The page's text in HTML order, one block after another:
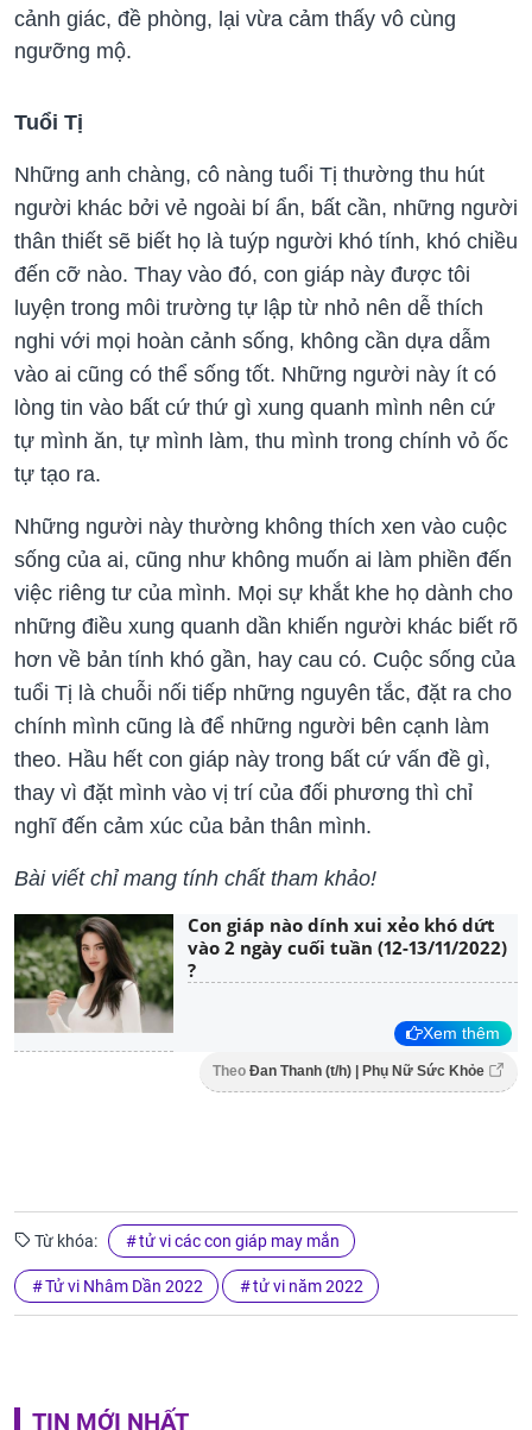
cảnh giác, đề phòng, lại vừa cảm thấy vô cùng
ngưỡng mộ.
Tuổi Tị
Những anh chàng, cô nàng tuổi Tị thường thu hút
người khác bởi vẻ ngoài bí ẩn, bất cần, những người
thân thiết sẽ biết họ là tuýp người khó tính, khó chiều
đến cỡ nào. Thay vào đó, con giáp này được tôi
luyện trong môi trường tự lập từ nhỏ nên dễ thích
nghi với mọi hoàn cảnh sống, không cần dựa dẫm
vào ai cũng có thể sống tốt. Những người này ít có
lòng tin vào bất cứ thứ gì xung quanh mình nên cứ
tự mình ăn, tự mình làm, thu mình trong chính vỏ ốc
tự tạo ra.
Những người này thường không thích xen vào cuộc
sống của ai, cũng như không muốn ai làm phiền đến
việc riêng tư của mình. Mọi sự khắt khe họ dành cho
những điều xung quanh dần khiến người khác biết rõ
hơn về bản tính khó gần, hay cau có. Cuộc sống của
tuổi Tị là chuỗi nối tiếp những nguyên tắc, đặt ra cho
chính mình cũng là để những người bên cạnh làm
theo. Hầu hết con giáp này trong bất cứ vấn đề gì,
thay vì đặt mình vào vị trí của đối phương thì chỉ
nghĩ đến cảm xúc của bản thân mình.
Bài viết chỉ mang tính chất tham khảo!
Con giáp nào dính xui xẻo khó dứt
vào 2 ngày cuối tuần (12-13/11/2022)
?
Xem thêm
Theo Đan Thanh (t/h) | Phụ Nữ Sức Khỏe
Từ khóa: tử vi các con giáp may mắn
Tử vi Nhâm Dần 2022 tử vi năm 2022
TIN MỚI NHẤT